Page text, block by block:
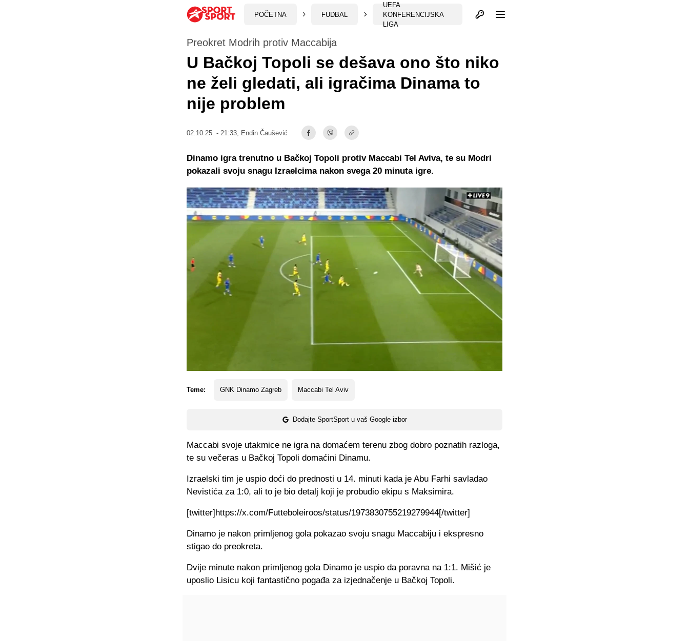
POČETNA FUDBAL
UEFA
KONFERENCIJSKA
LIGA
Otvori profil
Preokret Modrih protiv Maccabija
U Bačkoj Topoli se dešava ono što niko
ne želi gledati, ali igračima Dinama to
nije problem
02.10.25. - 21:33, Endin Čaušević
Teme: GNK Dinamo Zagreb Maccabi Tel Aviv
Dodajte SportSport u vaš Google izbor
Dinamo igra trenutno u Bačkoj Topoli protiv Maccabi Tel Aviva, te su Modri
pokazali svoju snagu Izraelcima nakon svega 20 minuta igre.
Maccabi svoje utakmice ne igra na domaćem terenu zbog dobro poznatih razloga,
te su večeras u Bačkoj Topoli domaćini Dinamu.
Izraelski tim je uspio doći do prednosti u 14. minuti kada je Abu Farhi savladao
Nevistića za 1:0, ali to je bio detalj koji je probudio ekipu s Maksimira.
[twitter]https://x.com/Futteboleiroos/status/1973830755219279944[/twitter]
Dinamo je nakon primljenog gola pokazao svoju snagu Maccabiju i ekspresno
stigao do preokreta.
Dvije minute nakon primljenog gola Dinamo je uspio da poravna na 1:1. Mišić je
uposlio Lisicu koji fantastično pogađa za izjednačenje u Bačkoj Topoli.